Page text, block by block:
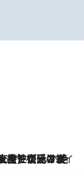
もてなしハワイ
いだ名店》